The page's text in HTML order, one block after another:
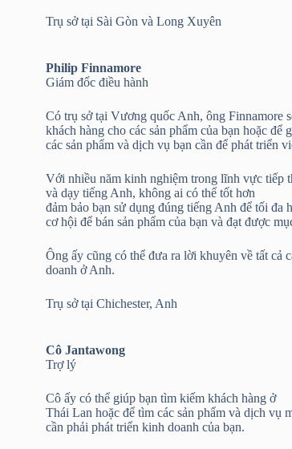
Trụ sở tại Sài Gòn và Long Xuyên
Philip Finnamore
Giám đốc điều hành
Có trụ sở tại Vương quốc Anh, ông Finnamore
khách hàng cho các sản phẩm của bạn hoặc để
các sản phẩm và dịch vụ bạn cần để phát triển
Với nhiều năm kinh nghiệm trong lĩnh vực tiếp
và dạy tiếng Anh, không ai có thể tốt hơn
đảm bảo bạn sử dụng đúng tiếng Anh để tối đa
cơ hội để bán sản phẩm của bạn và đạt được
Ông ấy cũng có thể đưa ra lời khuyên về tất cả
doanh ở Anh.
Trụ sở tại Chichester, Anh
Cô Jantawong
Trợ lý
Cô ấy có thể giúp bạn tìm kiếm khách hàng ở
Thái Lan hoặc để tìm các sản phẩm và dịch vụ
cần phải phát triển kinh doanh của bạn.